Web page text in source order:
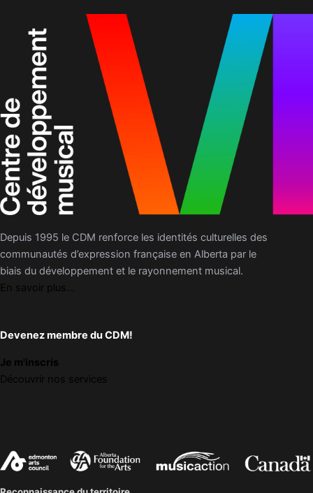
Depuis 1995 le CDM renforce les identités culturelles des
communautés d’expression française en Alberta par le
biais du développement et le rayonnement musical.
En savoir plus...
Devenez membre du CDM!
Je m'inscris
Découvrir nos services